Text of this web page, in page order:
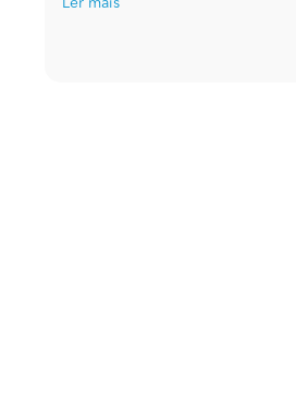
Ler mais